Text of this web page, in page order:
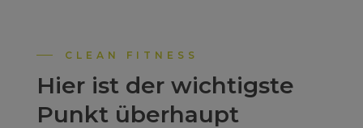
CLEAN FITNESS
Hier ist der wichtigste
Punkt überhaupt